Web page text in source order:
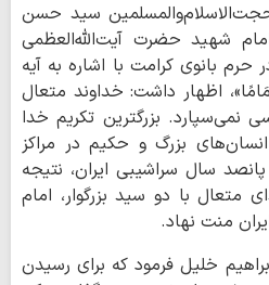
سید حسن
شهید حضرت آیت‌الله‌العظمی
بانوی کرامت با اشاره به آیه
اظهار داشت: خداوند متعال
نمی‌سپارد. بزرگترین تکریم خدا
بزرگ و حکیم در مراکز
سال سراشیبی ایران، نتیجه
متعال با دو سید بزرگوار، امام
منت نهاد.
خلیل فرمود که برای رسیدن